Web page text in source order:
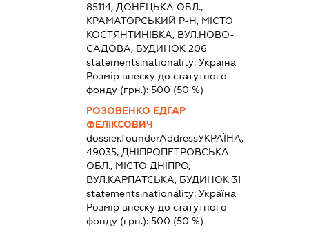
85114, ДОНЕЦЬКА ОБЛ.,
КРАМАТОРСЬКИЙ Р-Н, МІСТО
КОСТЯНТИНІВКА, ВУЛ.НОВО-
САДОВА, БУДИНОК 206
statements.nationality: Україна
Розмір внеску до статутного
фонду (грн.): 500 (50 %)
РОЗОВЕНКО ЕДГАР
ФЕЛІКСОВИЧ
dossier.founderAddressУКРАЇНА,
49035, ДНІПРОПЕТРОВСЬКА
ОБЛ., МІСТО ДНІПРО,
ВУЛ.КАРПАТСЬКА, БУДИНОК 31
statements.nationality: Україна
Розмір внеску до статутного
фонду (грн.): 500 (50 %)